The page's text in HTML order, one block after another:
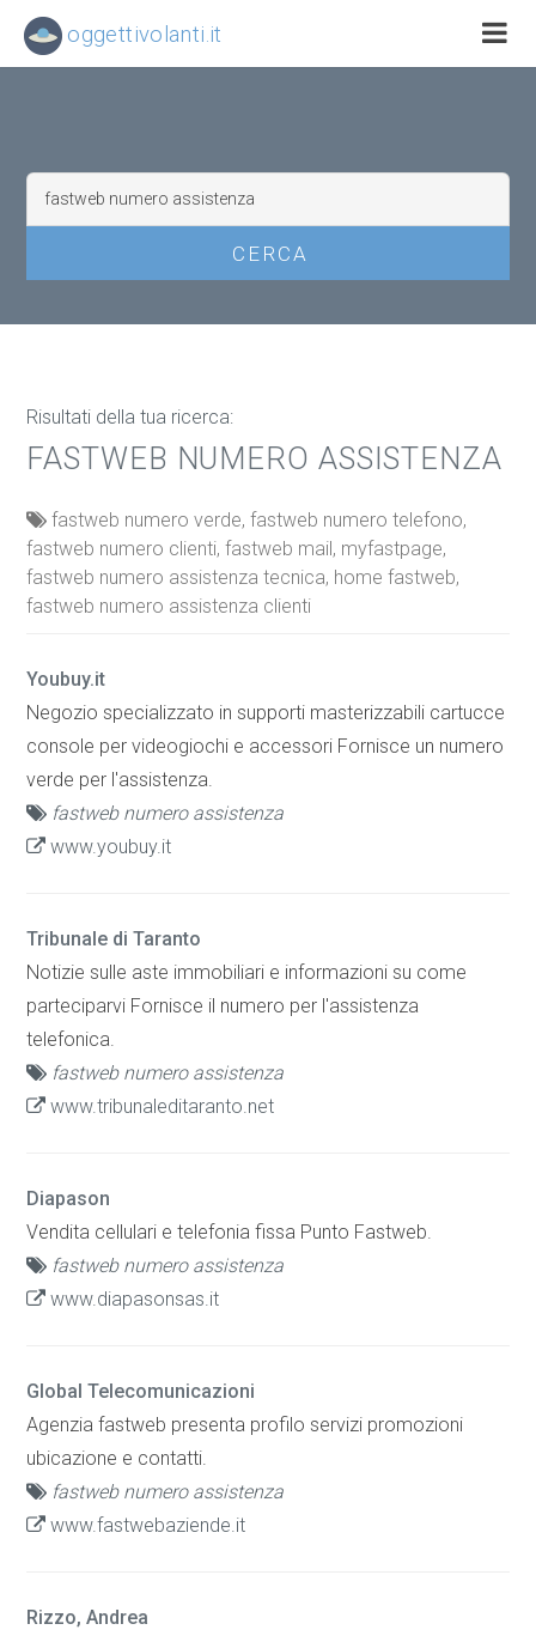
Risultati della tua ricerca:
FASTWEB NUMERO ASSISTENZA
fastweb numero verde, fastweb numero telefono,
fastweb numero clienti, fastweb mail, myfastpage,
fastweb numero assistenza tecnica, home fastweb,
fastweb numero assistenza clienti
Youbuy.it
Negozio specializzato in supporti masterizzabili cartucce
console per videogiochi e accessori Fornisce un numero
verde per l'assistenza.
fastweb numero assistenza
www.youbuy.it
Tribunale di Taranto
Notizie sulle aste immobiliari e informazioni su come
parteciparvi Fornisce il numero per l'assistenza
telefonica.
fastweb numero assistenza
www.tribunaleditaranto.net
Diapason
Vendita cellulari e telefonia fissa Punto Fastweb.
fastweb numero assistenza
www.diapasonsas.it
Global Telecomunicazioni
Agenzia fastweb presenta profilo servizi promozioni
ubicazione e contatti.
fastweb numero assistenza
www.fastwebaziende.it
Rizzo, Andrea
oggettivolanti.it